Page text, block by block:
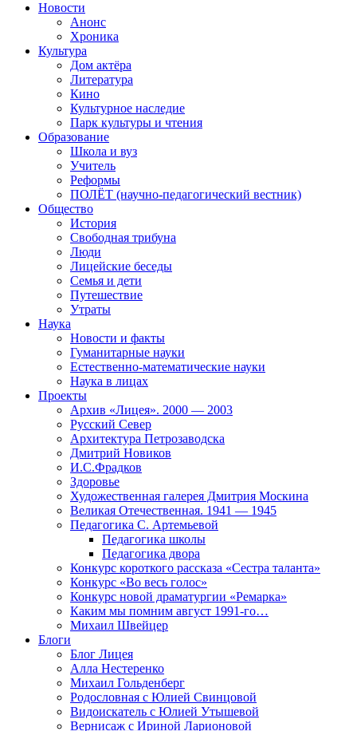
Новости
Анонс
Хроника
Культура
Дом актёра
Литература
Кино
Культурное наследие
Парк культуры и чтения
Образование
Школа и вуз
Учитель
Реформы
ПОЛЁТ (научно-педагогический вестник)
Общество
История
Свободная трибуна
Люди
Лицейские беседы
Семья и дети
Путешествие
Утраты
Наука
Новости и факты
Гуманитарные науки
Естественно-математические науки
Наука в лицах
Проекты
Архив «Лицея». 2000 — 2003
Русский Север
Архитектура Петрозаводска
Дмитрий Новиков
И.С.Фрадков
Здоровье
Художественная галерея Дмитрия Москина
Великая Отечественная. 1941 — 1945
Педагогика С. Артемьевой
Педагогика школы
Педагогика двора
Конкурс короткого рассказа «Сестра таланта»
Конкурс «Во весь голос»
Конкурс новой драматургии «Ремарка»
Каким мы помним август 1991-го…
Михаил Швейцер
Блоги
Блог Лицея
Алла Нестеренко
Михаил Гольденберг
Родословная с Юлией Свинцовой
Видоискатель с Юлией Утышевой
Вернисаж с Ириной Ларионовой